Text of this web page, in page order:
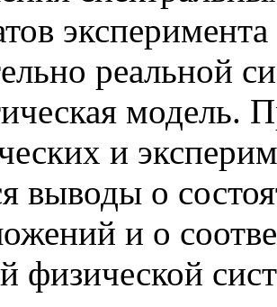
реальной
модель.
и
выводы о
и о
физической